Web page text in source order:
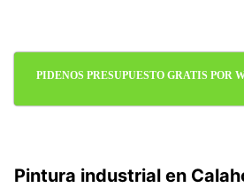
PIDENOS PRESUPUESTO GRATIS POR
Pintura industrial en